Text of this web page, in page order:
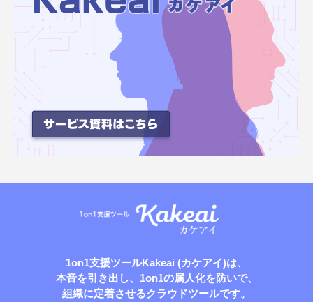
1on1支援ツールKakeai (カケアイ)は、
本音を引き出し、1on1の属人化を防いで、
組織に定着させるクラウドツールです。